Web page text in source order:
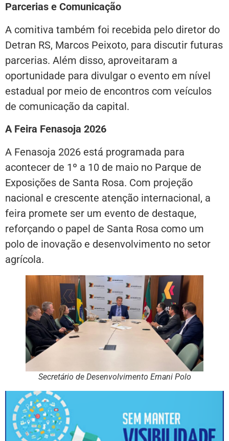
Parcerias e Comunicação
A comitiva também foi recebida pelo diretor do
Detran RS, Marcos Peixoto, para discutir futuras
parcerias. Além disso, aproveitaram a
oportunidade para divulgar o evento em nível
estadual por meio de encontros com veículos
de comunicação da capital.
A Feira Fenasoja 2026
A Fenasoja 2026 está programada para
acontecer de 1º a 10 de maio no Parque de
Exposições de Santa Rosa. Com projeção
nacional e crescente atenção internacional, a
feira promete ser um evento de destaque,
reforçando o papel de Santa Rosa como um
polo de inovação e desenvolvimento no setor
agrícola.
Secretário de Desenvolvimento Ernani Polo